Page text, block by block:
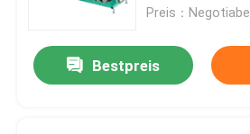
Preis：Negotiabel
Bestpreis